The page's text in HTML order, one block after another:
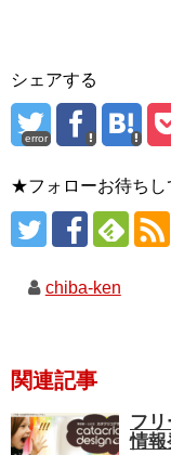
シェアする
error
★フォローお待ち
chiba-ken
関連記事
フ
情報